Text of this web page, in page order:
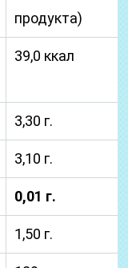
продукта)
39,0 ккал
3,30 г.
3,10 г.
0,01 г.
1,50 г.